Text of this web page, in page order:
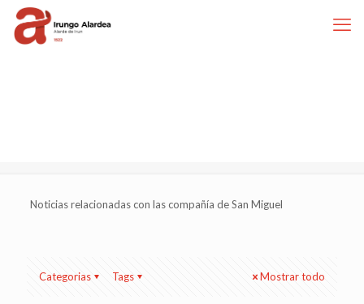
Noticias relacionadas con las compañía de San Miguel
Categorias Tags Mostrar todo